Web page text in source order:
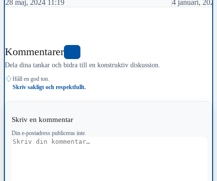
28 maj, 2024 11:19 4 januari,
Kommentarer
Dela dina tankar och bidra till en konstruktiv diskussion.
♢ Håll en god ton.
Skriv sakligt och respektfullt.
Skriv en kommentar
Din e-postadress publiceras inte.
Kommentar